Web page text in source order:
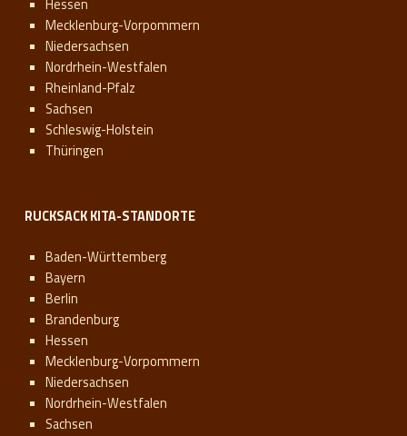
Hessen
Mecklenburg-Vorpommern
Niedersachsen
Nordrhein-Westfalen
Rheinland-Pfalz
Sachsen
Schleswig-Holstein
Thüringen
RUCKSACK KITA-STANDORTE
Baden-Württemberg
Bayern
Berlin
Brandenburg
Hessen
Mecklenburg-Vorpommern
Niedersachsen
Nordrhein-Westfalen
Sachsen